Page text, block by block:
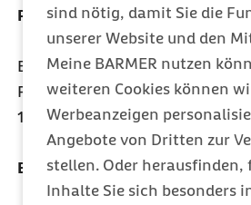
sind nötig, damit Sie die
unserer Website und den
Meine BARMER nutzen
weiteren Cookies können
Werbeanzeigen
Angebote von Dritten zur
stellen. Oder herausfinden,
Inhalte Sie sich besonders
Postanschrift
Barmer Verwaltungsrat
Postfach 110704
10837 Berlin
E-Mail: